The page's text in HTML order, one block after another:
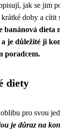
jak se jim
doby a cítit
banánová dieta
je důležité ji
poradcem.
diety
pro svou
je důraz na